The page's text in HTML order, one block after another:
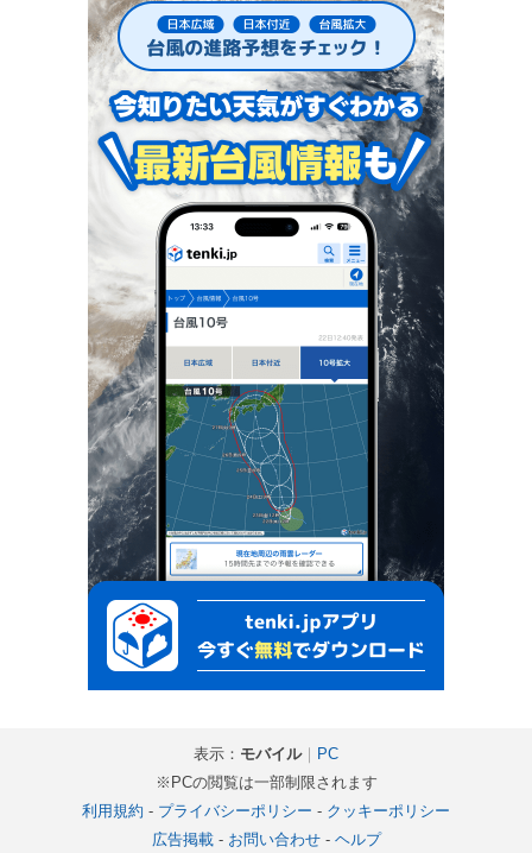
表示： モバイル｜ PC
※PCの閲覧は一部制限されます
利用規約 - プライバシーポリシー - クッキーポリシー
広告掲載- お問い合わせ- ヘルプ